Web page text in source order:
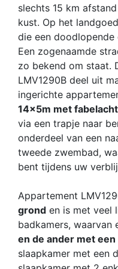
slechts 15 km
kust. Op het
die een
Een zogenaamde
zo bekend om staat.
LMV1290B deel uit
ingerichte
14x5m met
via een trapje naar
onderdeel van een
tweede zwembad,
bent tijdens uw
Appartement
grond en is met veel
badkamers, waarvan
en de ander met
slaapkamer met een